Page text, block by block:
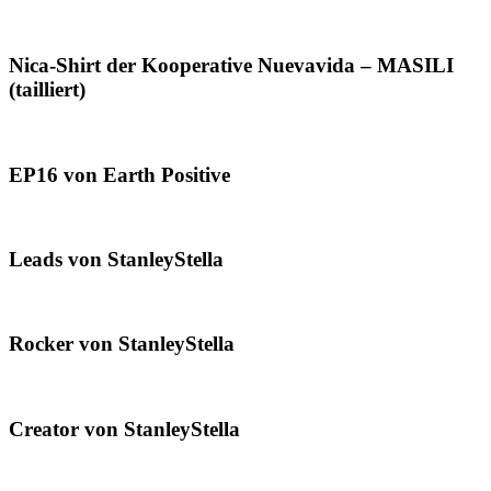
Nica-Shirt der Kooperative Nuevavida – MASILI
(tailliert)
EP16 von Earth Positive
Leads von StanleyStella
Rocker von StanleyStella
Creator von StanleyStella